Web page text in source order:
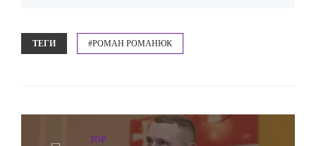
ТЕГИ #РОМАН РОМАНЮК
TOP